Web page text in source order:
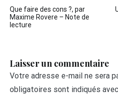
de
Que faire des cons ?, par
Maxime Rovere – Note de
lecture
Laisser un commentaire
Votre adresse e-mail ne sera
obligatoires sont indiqués avec